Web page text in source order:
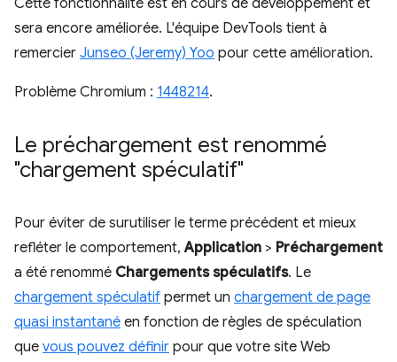
Cette fonctionnalité est en cours de développement et
sera encore améliorée. L'équipe DevTools tient à
remercier Junseo (Jeremy) Yoo pour cette amélioration.
Problème Chromium : 1448214.
Le préchargement est renommé
"chargement spéculatif"
Pour éviter de surutiliser le terme précédent et mieux
refléter le comportement,Application > Préchargement
a été renommé Chargements spéculatifs. Le
chargement spéculatif permet un chargement de page
quasi instantané en fonction de règles de spéculation
que vous pouvez définir pour que votre site Web